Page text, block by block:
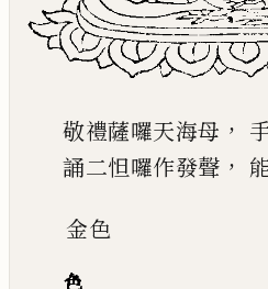
敬禮薩囉天海母 ，
誦二怛囉作發聲 ，
金色